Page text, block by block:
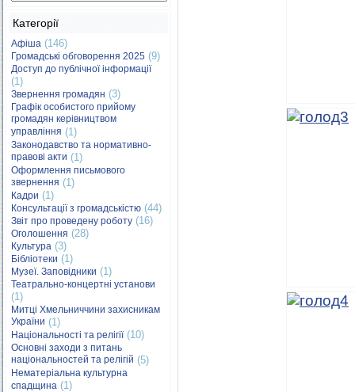
Категорії
Афіша (146)
Громадські обговорення 2025 (9)
Доступ до публічної інформації
(1)
Звернення громадян (3)
Графік особистого прийому
громадян керівництвом
управління (1)
Законодавство та нормативно-
правові акти (1)
Оформлення письмового
звернення (1)
Кадри (1)
Консультації з громадськістю (44)
Звіт про проведену роботу (16)
Оголошення (28)
Культура (3)
Бібліотеки (1)
Музеї. Заповідники (1)
Театрально-концертні установи
(1)
Митці Хмельниччини захисникам
України (1)
Національності та релігії(10)
Основні заходи з питань
національностей та релігій (5)
Нематеріальна культурна
спадщина (1)